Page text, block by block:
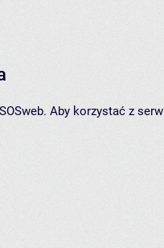
Aby korzystać z